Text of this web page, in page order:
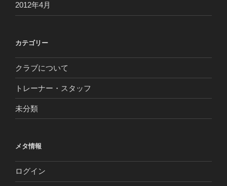
2012年4月
カテゴリー
クラブについて
トレーナー・スタッフ
未分類
メタ情報
ログイン